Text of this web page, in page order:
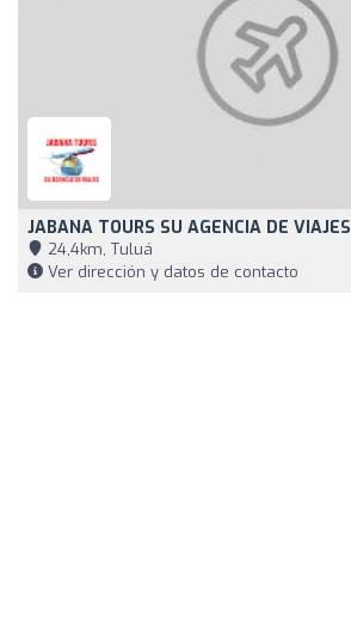
JABANA TOURS SU AGENCIA DE VIAJES
24,4km, Tuluá
Ver dirección y datos de contacto